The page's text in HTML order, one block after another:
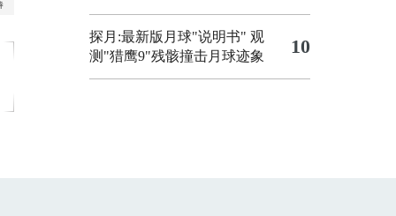
探月:最新版月球"说明书" 观
测"猎鹰9"残骸撞击月球迹象
10